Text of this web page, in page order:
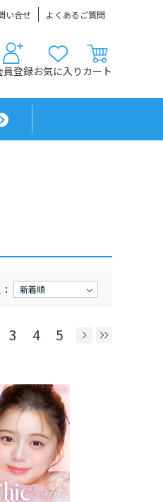
い合せ よくあるご質問
員登録お気に入り カート
新着順
3 4 5